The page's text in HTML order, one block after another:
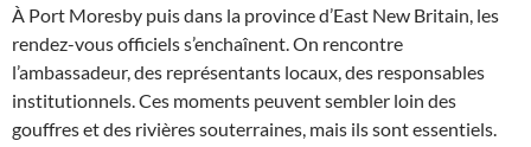
À Port Moresby puis dans la province d’East New Britain, les
rendez-vous officiels s’enchaînent. On rencontre
l’ambassadeur, des représentants locaux, des responsables
institutionnels. Ces moments peuvent sembler loin des
gouffres et des rivières souterraines, mais ils sont essentiels.